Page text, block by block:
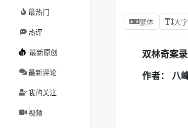
最热门
热评
最新原创
最新评论
我的关注
视频
繁体 大
双林奇案
作者： 八